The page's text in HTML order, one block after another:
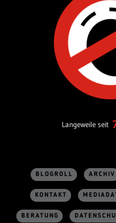
Langeweile seit
BLOGROLL ARCHIV
KONTAKT
BERATUNG